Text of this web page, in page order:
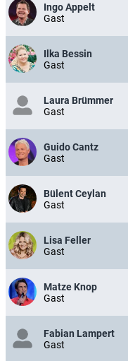
Ingo Appelt
Gast
Ilka Bessin
Gast
Laura Brümmer
Gast
Guido Cantz
Gast
Bülent Ceylan
Gast
Lisa Feller
Gast
Matze Knop
Gast
Fabian Lampert
Gast